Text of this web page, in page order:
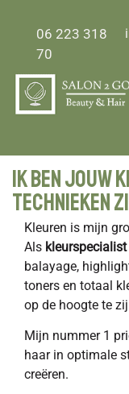
06 223 318
70
Ik Ben
Technieken
Kleuren is mijn
Als kleurspecialist
balayage,
toners en totaal
op de hoogte te
Mijn nummer 1
haar in optimale
creëren.